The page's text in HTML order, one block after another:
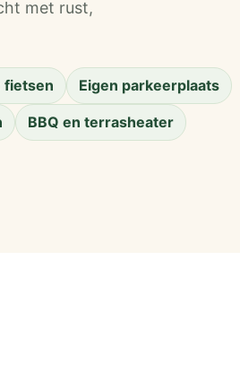
met rust,
fietsen Eigen parkeerplaats
BBQ en terrasheater